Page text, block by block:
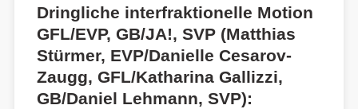
Dringliche interfraktionelle Motion
GFL/EVP, GB/JA!, SVP (Matthias
Stürmer, EVP/Danielle Cesarov-
Zaugg, GFL/Katharina Gallizzi,
GB/Daniel Lehmann, SVP):